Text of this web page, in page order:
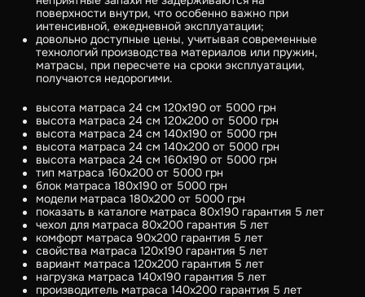
поверхности внутри, что особенно важно при
интенсивной, ежедневной эксплуатации;
довольно доступные цены, учитывая современные
технологий производства материалов или пружин,
матрасы, при пересчете на сроки эксплуатации,
получаются недорогими.
высота матраса 24 см 120x190 от 5000 грн
высота матраса 24 см 120x200 от 5000 грн
высота матраса 24 см 140x190 от 5000 грн
высота матраса 24 см 140x200 от 5000 грн
высота матраса 24 см 160x190 от 5000 грн
тип матраса 160x200 от 5000 грн
блок матраса 180x190 от 5000 грн
модели матраса 180x200 от 5000 грн
показать в каталоге матраса 80x190 гарантия 5 лет
чехол для матраса 80x200 гарантия 5 лет
комфорт матраса 90x200 гарантия 5 лет
свойства матраса 120x190 гарантия 5 лет
вариант матраса 120x200 гарантия 5 лет
нагрузка матраса 140x190 гарантия 5 лет
производитель матраса 140x200 гарантия 5 лет